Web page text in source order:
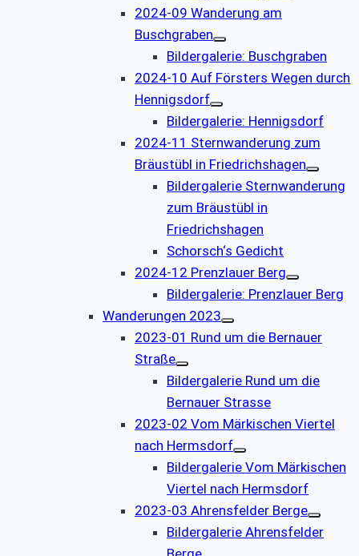
2024-09 Wanderung am
Buschgraben
Bildergalerie: Buschgraben
2024-10 Auf Försters Wegen durch
Hennigsdorf
Bildergalerie: Hennigsdorf
2024-11 Sternwanderung zum
Bräustübl in Friedrichshagen
Bildergalerie Sternwanderung
zum Bräustübl in
Friedrichshagen
Schorsch‘s Gedicht
2024-12 Prenzlauer Berg
Bildergalerie: Prenzlauer Berg
Wanderungen 2023
2023-01 Rund um die Bernauer
Straße
Bildergalerie Rund um die
Bernauer Strasse
2023-02 Vom Märkischen Viertel
nach Hermsdorf
Bildergalerie Vom Märkischen
Viertel nach Hermsdorf
2023-03 Ahrensfelder Berge
Bildergalerie Ahrensfelder